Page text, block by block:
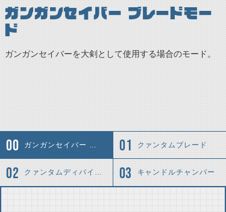
ガンガンセイバー ブレードモー
ド
ガンガンセイバーを大剣として使用する場合のモード。
ガンガンセイバー ブレードモード クァンタムブレード
クァンタムディバイダー キャンドルチャンバー